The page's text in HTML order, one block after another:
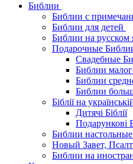
Библии
Библии с
Библии для детей
Библии на
Подарочные
Свадебные
Библии
Библии
Библии
Біблії на
Дитячі Біблії
Подарункові
Библии настольные
Новый Завет,
Библии на